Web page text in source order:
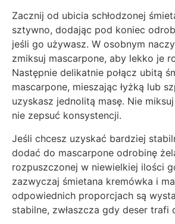
Zacznij od ubicia schłodzonej
sztywno, dodając pod koniec
jeśli go używasz. W osobnym
zmiksuj mascarpone, aby lekko je
Następnie delikatnie połącz ubitą
mascarpone, mieszając łyżką lub
uzyskasz jednolitą masę. Nie
nie zepsuć konsystencji.
Jeśli chcesz uzyskać bardziej
dodać do mascarpone odrobinę
rozpuszczonej w niewielkiej ilości
zazwyczaj śmietana kremówka i
odpowiednich proporcjach są
stabilne, zwłaszcza gdy deser trafi